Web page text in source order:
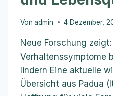
Von admin 4 Dezember,
Neue Forschung
Verhaltenssymptome
lindern Eine aktuelle
Übersicht aus Padua